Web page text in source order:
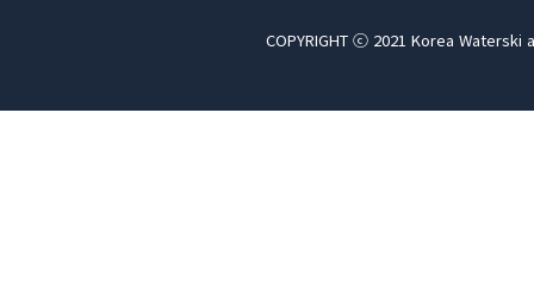
COPYRIGHT ⓒ 2021 Korea Waterski